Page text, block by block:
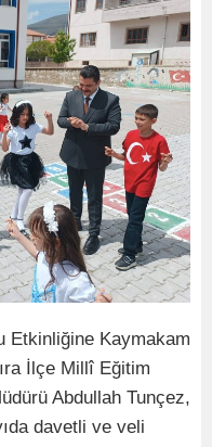
Etkinliğine Kaymakam
İlçe Millî Eğitim
Abdullah Tunçez,
davetli ve veli